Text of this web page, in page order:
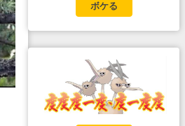
ボケる